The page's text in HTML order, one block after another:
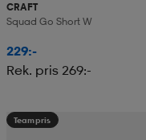
CRAFT
Squad Go Short W
229:-
Rek. pris 269:-
Teampris